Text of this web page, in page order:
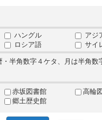
ハングル アジ
ロシア語 サイ
半角数字４ケタ、月は半角数
赤坂図書館 高輪
郷土歴史館